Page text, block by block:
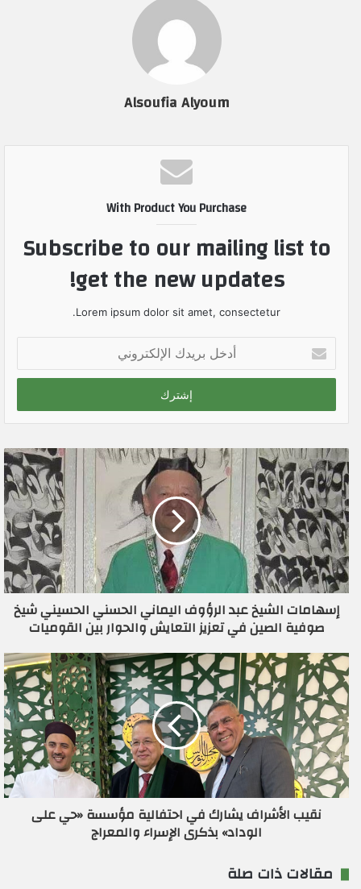
Alsoufia Alyoum
With Product You Purchase
Subscribe to our mailing list to
get the new updates!
Lorem ipsum dolor sit amet, consectetur.
خ
ب
ي
د
ك
ا
ل
إ
ل
ك
ت
و
ي
إسهامات الشيخ عبد الرؤوف اليماني الحسني الحسيني شيخ
صوفية الصين في تعزيز التعايش والحوار بين القوميات
نقيب الأشراف يشارك في احتفالية مؤسسة «حي على
الوداد» بذكرى الإسراء والمعراج
مقالات ذات صلة